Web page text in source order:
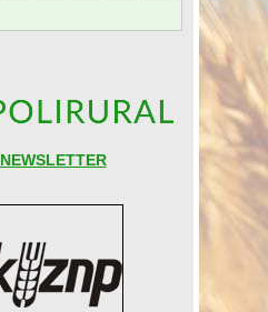
NEWSLETTER